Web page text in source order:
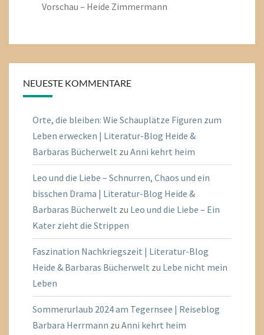
Vorschau – Heide Zimmermann
NEUESTE KOMMENTARE
Orte, die bleiben: Wie Schauplätze Figuren zum
Leben erwecken | Literatur-Blog Heide &
Barbaras Bücherwelt zu Anni kehrt heim
Leo und die Liebe – Schnurren, Chaos und ein
bisschen Drama | Literatur-Blog Heide &
Barbaras Bücherwelt zu Leo und die Liebe – Ein
Kater zieht die Strippen
Faszination Nachkriegszeit | Literatur-Blog
Heide & Barbaras Bücherwelt zu Lebe nicht mein
Leben
Sommerurlaub 2024 am Tegernsee | Reiseblog
Barbara Herrmann zu Anni kehrt heim